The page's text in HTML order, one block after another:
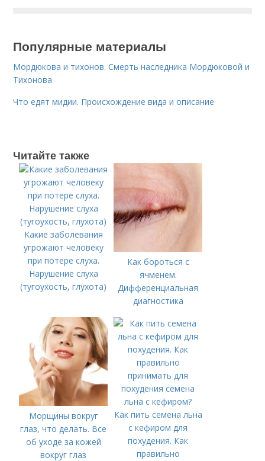
Популярные материалы
Мордюкова и тихонов. Смерть наследника Мордюковой и
Тихонова
Что едят мидии. Происхождение вида и описание
Читайте также
Какие заболевания
угрожают человеку
при потере слуха.
Нарушение слуха
(тугоухость, глухота)
Как бороться с
ячменем.
Дифференциальная
диагностика
Морщины вокруг
глаз, что делать. Все
об уходе за кожей
вокруг глаз
Как пить семена льна
с кефиром для
похудения. Как
правильно